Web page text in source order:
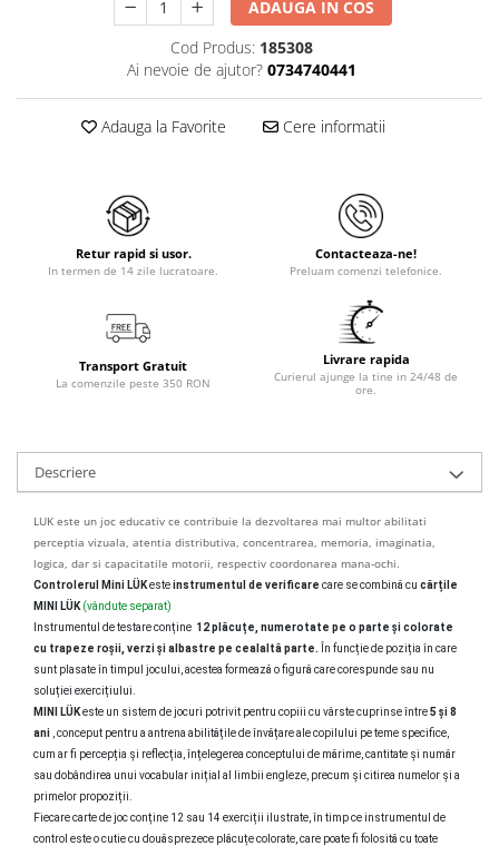
ADAUGA IN COS
Cod Produs: 185308
Ai nevoie de ajutor? 0734740441
Adauga la Favorite Cere informatii
Retur rapid si usor.
In termen de 14 zile lucratoare.
Contacteaza-ne!
Preluam comenzi telefonice.
Transport Gratuit
La comenzile peste 350 RON
Livrare rapida
Curierul ajunge la tine in 24/48 de
ore.
Descriere
LUK este un joc educativ ce contribuie la dezvoltarea mai multor abilitati
perceptia vizuala, atentia distributiva, concentrarea, memoria, imaginatia,
logica, dar si capacitatile motorii, respectiv coordonarea mana-ochi.
Controlerul Mini LÜKesteinstrumentul de verificare care se combină cu cărțile
MINI LÜK (vândute separat)
Instrumentul de testare conține 12 plăcuțe, numerotate pe o parte și colorate
cu trapeze roșii, verzi și albastre pe cealaltă parte. În funcție de poziția în care
sunt plasate în timpul jocului, acestea formează o figură care corespunde sau nu
soluției exercițiului.
MINI LÜKeste un sistem de jocuri potrivit pentru copiii cu vârste cuprinse între5 și 8
ani , conceput pentru a antrena abilitățile de învățare ale copilului pe teme specifice,
cum ar fi percepția și reflecția, înțelegerea conceptului de mărime, cantitate și număr
sau dobândirea unui vocabular inițial al limbii engleze, precum și citirea numelor și a
primelor propoziții.
Fiecare carte de joc conține 12 sau 14 exerciții ilustrate, în timp ce instrumentul de
control este o cutie cu douăsprezece plăcuțe colorate, care poate fi folosită cu toate